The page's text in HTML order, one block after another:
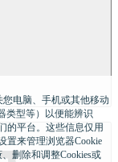
您电脑、手机或其他移动
类型等）以便能辨识
的平台。这些信息仅用
置来管理浏览器Cookie
删除和调整Cookies或